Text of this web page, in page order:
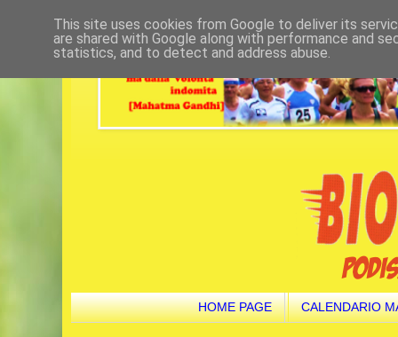
HOME PAGE CALENDARIO
This site uses cookies from Google to deliver its
are shared with Google along with performance and
statistics, and to detect and address abuse.